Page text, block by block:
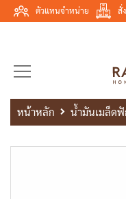
ตัวแทนจำหน่าย สั่
หน้าหลัก น้ำมันเมล็ด